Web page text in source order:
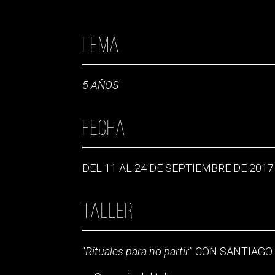
Lema
5 AÑOS
Fecha
DEL 11 AL 24 DE SEPTIEMBRE DE 2017
Taller
“Rituales para no partir” CON